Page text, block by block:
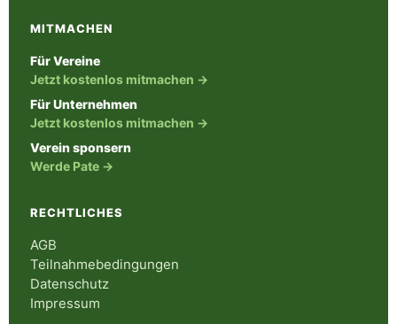
MITMACHEN
Für Vereine
Jetzt kostenlos mitmachen →
Für Unternehmen
Jetzt kostenlos mitmachen →
Verein sponsern
Werde Pate →
RECHTLICHES
AGB
Teilnahmebedingungen
Datenschutz
Impressum